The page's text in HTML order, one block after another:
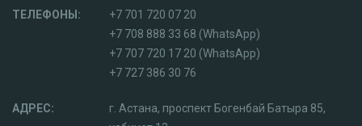
ТЕЛЕФОНЫ:
+7 701 720 07 20
+7 708 888 33 68 (WhatsApp)
+7 707 720 17 20 (WhatsApp)
+7 727 386 30 76
АДРЕС:
г. Астана, проспект Богенбай Батыра 85,